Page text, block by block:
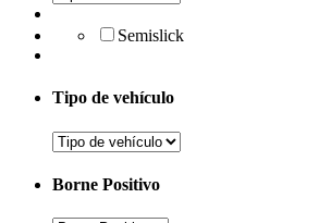
Semislick
Tipo de vehículo
Borne Positivo